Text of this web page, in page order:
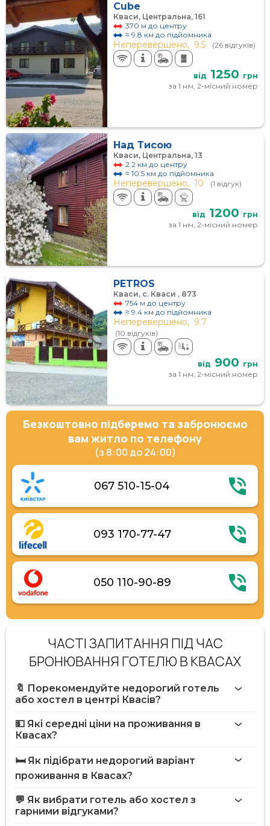
Cube
Кваси, Центральна, 161
370 м до центру
≈ 9.8 км до підйомника
Неперевершено, 9.5 (26 відгуків)
від 1250 грн
за 1 ніч, 2-місний номер
Над Тисою
Кваси, Центральна, 13
2.2 км до центру
≈ 10.5 км до підйомника
Неперевершено, 10 (1 відгук)
від 1200 грн
за 1 ніч, 2-місний номер
PETROS
Кваси, с. Кваси , 873
754 м до центру
≈ 9.4 км до підйомника
Неперевершено, 9.7
(10 відгуків)
від 900 грн
за 1 ніч, 2-місний номер
Безкоштовно підберемо та забронюємо
вам житло по телефону
(з 8:00 до 24:00)
067 510-15-04
093 170-77-47
050 110-90-89
ЧАСТІ ЗАПИТАННЯ ПІД ЧАС
БРОНЮВАННЯ ГОТЕЛЮ В КВАСАХ
🔖 Порекомендуйте недорогий готель
або хостел в центрі Квасів?
💵 Які середні ціни на проживання в
Квасах?
🛏️ Як підібрати недорогий варіант
проживання в Квасах?
💬 Як вибрати готель або хостел з
гарними відгуками?